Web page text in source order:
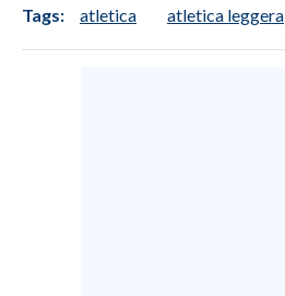
Tags: atletica atletica leggera